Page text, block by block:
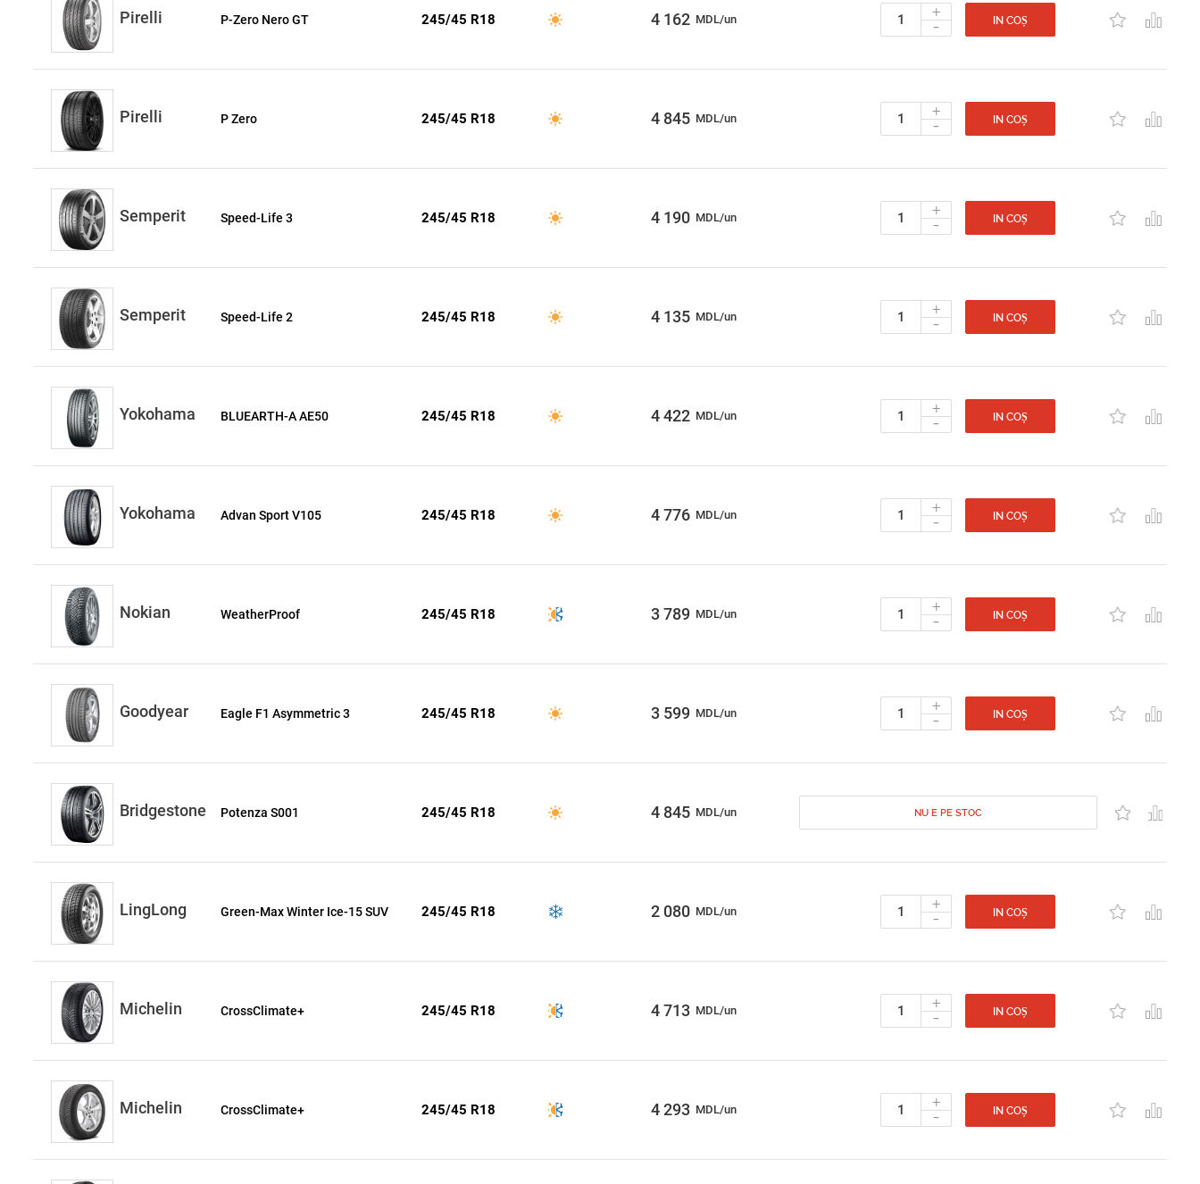
Pirelli P-Zero Nero GT 245/45 R18 4 162 MDL/un +
- IN COȘ
Pirelli P Zero 245/45 R18 4 845 MDL/un +
- IN COȘ
Semperit Speed-Life 3 245/45 R18 4 190 MDL/un +
- IN COȘ
Semperit Speed-Life 2 245/45 R18 4 135 MDL/un +
- IN COȘ
Yokohama BLUEARTH-A AE50 245/45 R18 4 422 MDL/un +
- IN COȘ
Yokohama Advan Sport V105 245/45 R18 4 776 MDL/un +
- IN COȘ
Nokian WeatherProof 245/45 R18 3 789 MDL/un +
- IN COȘ
Goodyear Eagle F1 Asymmetric 3 245/45 R18 3 599 MDL/un +
- IN COȘ
Bridgestone Potenza S001 245/45 R18 4 845 MDL/un NU E PE STOC
LingLong Green-Max Winter Ice-15 SUV 245/45 R18 2 080 MDL/un +
- IN COȘ
Michelin CrossClimate+ 245/45 R18 4 713 MDL/un +
- IN COȘ
Michelin CrossClimate+ 245/45 R18 4 293 MDL/un +
- IN COȘ